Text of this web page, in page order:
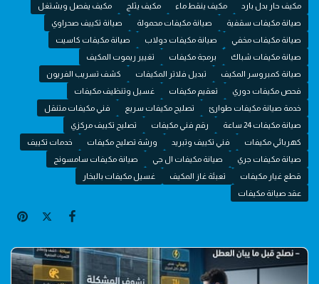
مكيف حار بدل بارد
مكيف ينقط ماء مكيف يثلج
مكيف يفصل ويشتغل
صيانة مكيفات سقفية
صيانة مكيفات محمولة
صيانة تكييف صحراوي
صيانة مكيفات مخفي
صيانة مكيفات دولاب
صيانة مكيفات كاسيت
صيانة مكيفات شباك
برمجة مكيفات
تغيير ريموت المكيف
صيانة كمبروسر المكيف
تبديل فلاتر المكيفات
كشف تسريب الفريون
فحص مكيفات دوري
تعقيم مكيفات
غسيل وتنظيف مكيفات
خدمة صيانة مكيفات طوارئ
تصليح مكيفات سريع
فني مكيفات متنقل
صيانة مكيفات 24 ساعة
رقم فني مكيفات
تصليح تكييف مركزي
كهربائي مكيفات
فني تكييف وتبريد ورشة تصليح مكيفات
خدمات تكييف
صيانة مكيفات جري
صيانة مكيفات ال جي
صيانة مكيفات سامسونج
قطع غيار مكيفات
تعبئة غاز المكيف
غسيل مكيفات بالبخار
عقد صيانة مكيفات